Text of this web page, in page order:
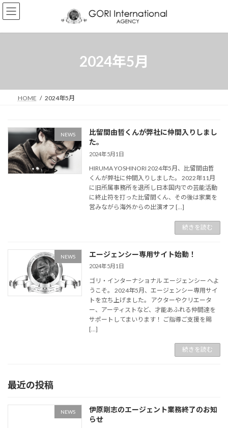
コ
ン
ン
ナ
ビ
ー
2024年5月
HOME 2024年5月
NEWS
比留間由哲くんが弊社に仲間入りしまし
た。
2024年5月1日
HIRUMA YOSHINORI 2024年5月、比留間由哲
くんが弊社に仲間入りしました。 2022年11月
に旧所属事務所を退所し日本国内での芸能活動
に終止符を打った比留間くん、その後は家業を
営みながら海外からの出演オフ […]
続きを読む
NEWS エージェンシー専用サイト始動！
2024年5月1日
ゴリ・インターナショナル エージェンシー へよ
うこそ。 2024年5月、エージェンシー専用サイ
トを立ち上げました。 アクターやクリエータ
ー、アーティストなど、才能あふれる仲間達を
サポートしてまいります！ ご指導ご支援を賜
[…]
続きを読む
最近の投稿
NEWS
伊原剛志のエージェント業務終了のお知
らせ